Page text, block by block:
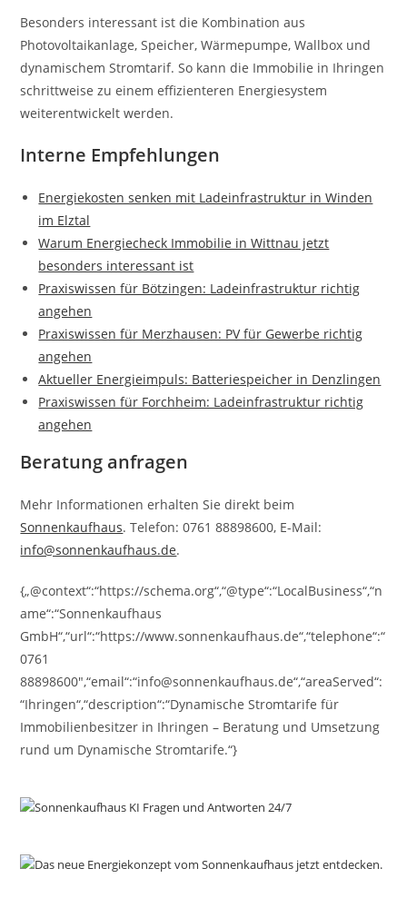
Besonders interessant ist die Kombination aus
Photovoltaikanlage, Speicher, Wärmepumpe, Wallbox und
dynamischem Stromtarif. So kann die Immobilie in Ihringen
schrittweise zu einem effizienteren Energiesystem
weiterentwickelt werden.
Interne Empfehlungen
Energiekosten senken mit Ladeinfrastruktur in Winden
im Elztal
Warum Energiecheck Immobilie in Wittnau jetzt
besonders interessant ist
Praxiswissen für Bötzingen: Ladeinfrastruktur richtig
angehen
Praxiswissen für Merzhausen: PV für Gewerbe richtig
angehen
Aktueller Energieimpuls: Batteriespeicher in Denzlingen
Praxiswissen für Forchheim: Ladeinfrastruktur richtig
angehen
Beratung anfragen
Mehr Informationen erhalten Sie direkt beim
Sonnenkaufhaus. Telefon: 0761 88898600, E-Mail:
info@sonnenkaufhaus.de.
{„@context“:“https://schema.org“,“@type“:“LocalBusiness“,“n
ame“:“Sonnenkaufhaus
GmbH“,“url“:“https://www.sonnenkaufhaus.de“,“telephone“:“
0761
88898600″,“email“:“info@sonnenkaufhaus.de“,“areaServed“:
“Ihringen“,“description“:“Dynamische Stromtarife für
Immobilienbesitzer in Ihringen – Beratung und Umsetzung
rund um Dynamische Stromtarife.“}